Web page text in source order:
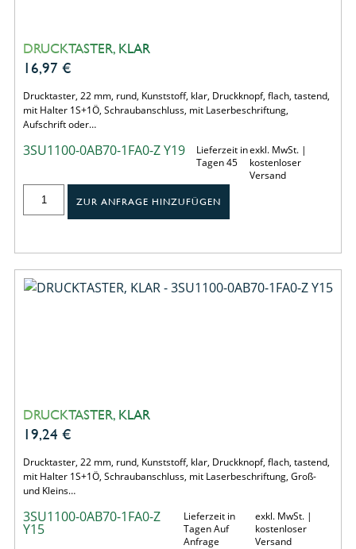
DRUCKTASTER, KLAR
16,97 €
Drucktaster, 22 mm, rund, Kunststoff, klar, Druckknopf, flach, tastend,
mit Halter 1S+1Ö, Schraubanschluss, mit Laserbeschriftung,
Aufschrift oder…
3SU1100-0AB70-1FA0-Z Y19
Lieferzeit in
Tagen 45
exkl. MwSt. |
kostenloser
Versand
ZUR ANFRAGE HINZUFÜGEN
DRUCKTASTER, KLAR
19,24 €
Drucktaster, 22 mm, rund, Kunststoff, klar, Druckknopf, flach, tastend,
mit Halter 1S+1Ö, Schraubanschluss, mit Laserbeschriftung, Groß-
und Kleins…
3SU1100-0AB70-1FA0-Z
Y15
Lieferzeit in
Tagen Auf
Anfrage
exkl. MwSt. |
kostenloser
Versand